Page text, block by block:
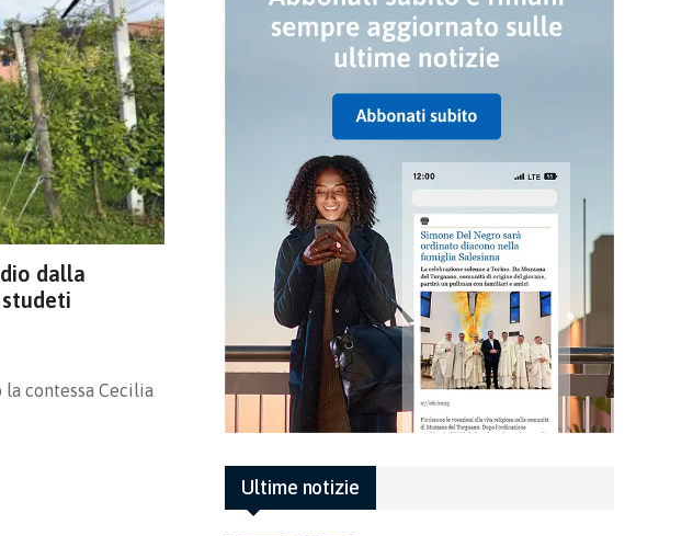
dalla
studeti
la contessa Cecilia
Ultime notizie